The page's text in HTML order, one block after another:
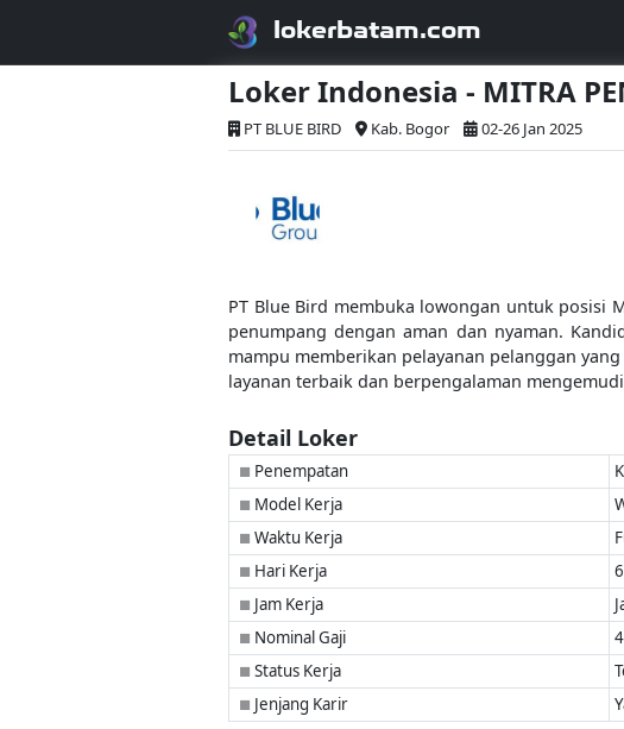
lokerbatam.com
Loker Indonesia - MITRA
PT BLUE BIRD Kab. Bogor 02-26 Jan 2025
PT Blue Bird membuka lowongan untuk posisi
penumpang dengan aman dan nyaman.
mampu memberikan pelayanan pelanggan
layanan terbaik dan berpengalaman
Detail Loker
■ Penempatan
■ Model Kerja
■ Waktu Kerja
■ Hari Kerja
■ Jam Kerja
■ Nominal Gaji
■ Status Kerja
■ Jenjang Karir